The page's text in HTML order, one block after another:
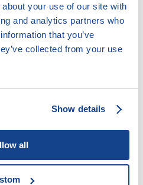
your use of our site with
and analytics partners who
that you’ve
collected from your use
Show details
all
4546